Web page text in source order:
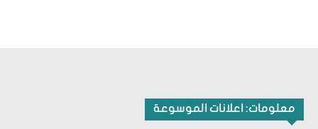
معلومات: اعلانات الموسوعة